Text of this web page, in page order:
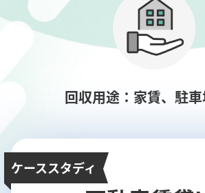
回収用途：家賃、駐
ケーススタディ